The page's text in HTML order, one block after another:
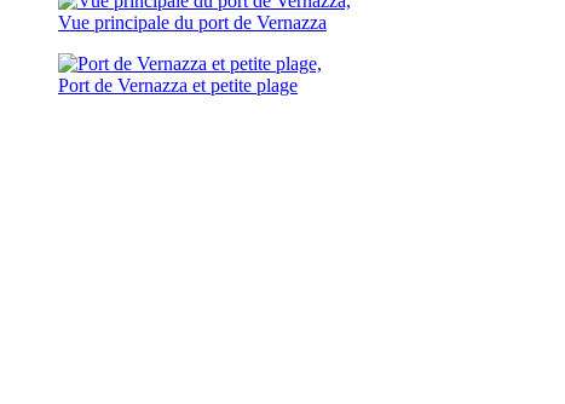
Vue principale du port de Vernazza
Port de Vernazza et petite plage